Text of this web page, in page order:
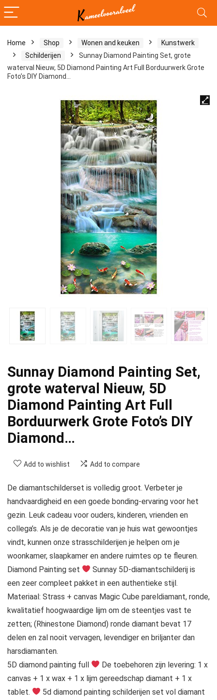
Home Shop Wonen and keuken
Kunstwerk
Schilderijen
Sunnay Diamond Painting Set, grote
waterval Nieuw, 5D Diamond Painting Art Full Borduurwerk Grote
Foto’s DIY Diamond…
Sunnay Diamond Painting Set,
grote waterval Nieuw, 5D
Diamond Painting Art Full
Borduurwerk Grote Foto’s DIY
Diamond…
Add to wishlist Add to compare
De diamantschilderset is volledig groot. Verbeter je
handvaardigheid en een goede bonding-ervaring voor het
gezin. Leuk cadeau voor ouders, kinderen, vrienden en
collega’s. Als je de decoratie van je huis wat gewoontjes
vindt, kunnen onze strasschilderijen je helpen om je
woonkamer, slaapkamer en andere ruimtes op te fleuren.
Diamond Painting set
Sunnay 5D-diamantschilderij is
een zeer compleet pakket in een authentieke stijl.
Materiaal: Strass + canvas Magic Cube pareldiamant, ronde,
kwalitatief hoogwaardige lijm om de steentjes vast te
zetten; (Rhinestone Diamond) ronde diamant bevat 17
delen en zal nooit vervagen, levendiger en briljanter dan
harsdiamanten.
5D diamond painting full
De toebehoren zijn levering: 1 x
canvas + 1 x wax + 1 x lijm gereedschap diamant + 1 x
tablet.
5d diamond painting schilderijen set vol diamant